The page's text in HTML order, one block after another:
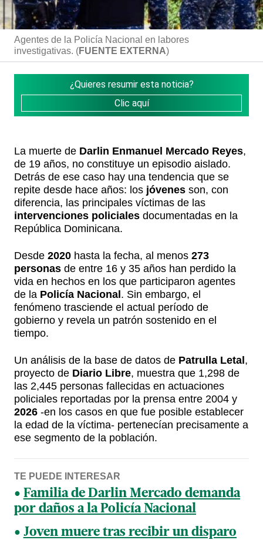
Agentes de la Policía Nacional en labores
investigativas. (FUENTE EXTERNA)
¿Quieres resumir esta noticia?
Clic aquí
La muerte de Darlin Enmanuel Mercado Reyes,
de 19 años, no constituye un episodio aislado.
Detrás de ese caso hay una tendencia que se
repite desde hace años: los jóvenes son, con
diferencia, las principales víctimas de las
intervenciones policiales documentadas en la
República Dominicana.
Desde 2020 hasta la fecha, al menos 273
personas de entre 16 y 35 años han perdido la
vida en hechos en los que participaron agentes
de la Policía Nacional . Sin embargo, el
fenómeno trasciende el actual período de
gobierno y revela un patrón sostenido en el
tiempo.
Un análisis de la base de datos de Patrulla Letal ,
proyecto de Diario Libre, muestra que 1,298 de
las 2,445 personas fallecidas en actuaciones
policiales reportadas por la prensa entre 2004 y
2026 -en los casos en que fue posible establecer
la edad de la víctima- pertenecían precisamente a
ese segmento de la población.
TE PUEDE INTERESAR
Familia de Darlin Mercado demanda
por daños a la Policía Nacional
Joven muere tras recibir un disparo